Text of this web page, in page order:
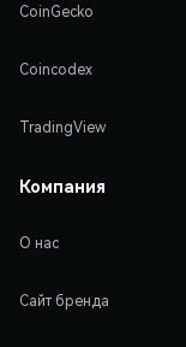
CoinGecko
Coincodex
TradingView
Компания
О нас
Сайт бренда